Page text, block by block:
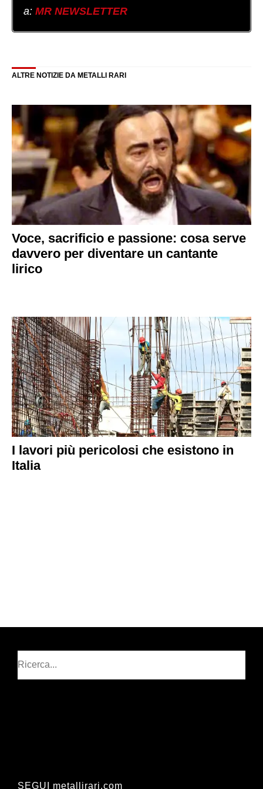
a: MR NEWSLETTER
ALTRE NOTIZIE DA METALLI RARI
Voce, sacrificio e passione: cosa serve
davvero per diventare un cantante
lirico
I lavori più pericolosi che esistono in
Italia
SEGUI metallirari.com